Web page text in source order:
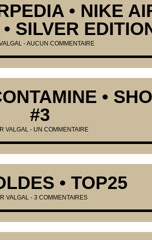
• NIKE
SILVER
-AUCUN COMMENTAIRE
•
#3
VALGAL- UN COMMENTAIRE
• TOP25
VALGAL - 3 COMMENTAIRES